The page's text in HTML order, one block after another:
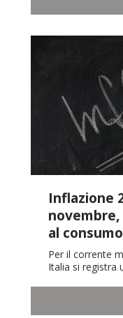
Inflazione
novembre,
al consumo
Per il corrente
Italia si registra